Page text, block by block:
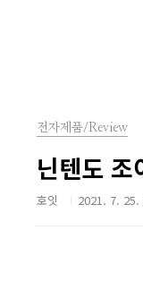
전자제품/Review
닌텐도 조
호잇 2021. 7. 25.